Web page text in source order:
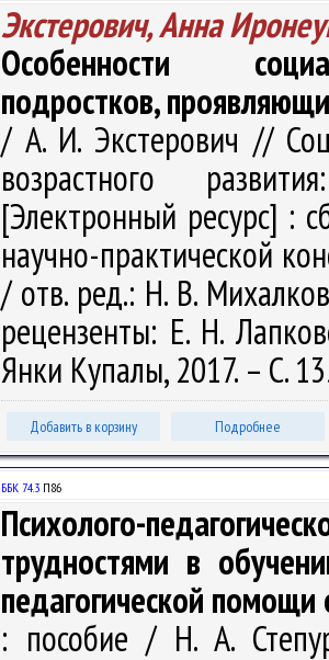
Экстерович, Анна
Особенности
подростков,
/ А. И. Экстерович //
возрастного
[Электронный ресурс] :
научно-практической
/ отв. ред.: Н. В.
рецензенты: Е. Н.
Янки Купалы, 2017. – С.
Добавить в корзину Подробнее
ББК 74.3 П86
Психолого-
трудностями в
педагогической
: пособие / Н. А.